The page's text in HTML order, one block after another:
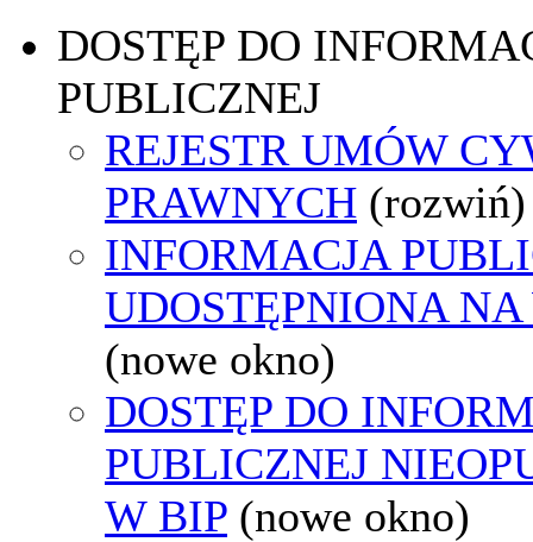
DOSTĘP DO
PUBLICZNEJ
REJESTR UMÓW
PRAWNYCH (rozwiń)
INFORMACJA
UDOSTĘPNIONA
(nowe okno)
DOSTĘP DO
PUBLICZNEJ
W BIP (nowe okno)